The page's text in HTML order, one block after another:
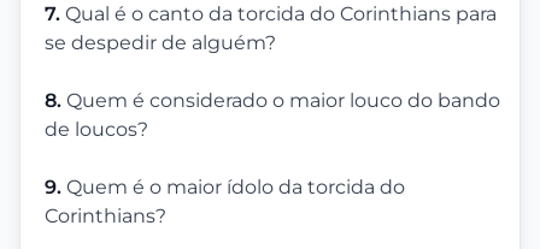
7. Qual é o canto da torcida do Corinthians para
se despedir de alguém?
8. Quem é considerado o maior louco do bando
de loucos?
9. Quem é o maior ídolo da torcida do
Corinthians?